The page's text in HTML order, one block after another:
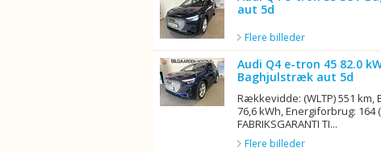
aut 5d
Flere billeder
Audi Q4 e-tron 45 82.0
Baghjulstræk aut 5d
Rækkevidde: (WLTP) 551 km,
76,6 kWh, Energiforbrug: 164
FABRIKSGARANTI TI...
Flere billeder